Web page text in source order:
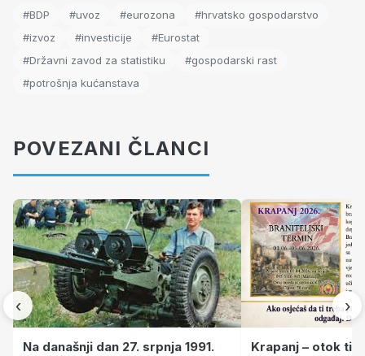
#BDP #uvoz #eurozona
#hrvatsko gospodarstvo
#izvoz
#investicije
#Eurostat
#Državni zavod za statistiku
#gospodarski rast
#potrošnja kućanstava
POVEZANI ČLANCI
‹
Na današnji dan 27. srpnja 1991.
Krapanj – otok
›